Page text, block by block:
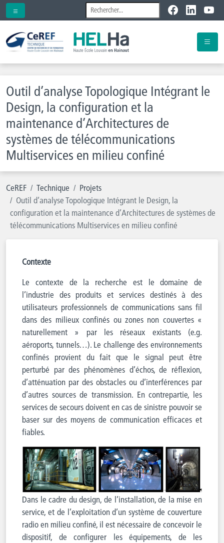
Outil d’analyse Topologique Intégrant le
Design, la configuration et la
maintenance d’Architectures de
systèmes de télécommunications
Multiservices en milieu confiné
CeREF Technique
Projets
Outil d’analyse Topologique Intégrant le Design, la
configuration et la maintenance d’Architectures de systèmes de
télécommunications Multiservices en milieu confiné
Contexte
Le contexte de la recherche est le domaine de
l’industrie des produits et services destinés à des
utilisateurs professionnels de communications sans fil
dans des milieux confinés ou zones non couvertes «
naturellement » par les réseaux existants (e.g.
aéroports, tunnels…). Le challenge des environnements
confinés provient du fait que le signal peut être
perturbé par des phénomènes d’échos, de réflexion,
d’atténuation par des obstacles ou d’interférences par
d’autres sources de transmission. En contrepartie, les
services de secours doivent en cas de sinistre pouvoir se
baser sur des moyens de communication efficaces et
fiables.
Dans le cadre du design, de l’installation, de la mise en
service, et de l’exploitation d’un système de couverture
radio en milieu confiné, il est nécessaire de concevoir le
dispositif, de configurer les équipements, de les